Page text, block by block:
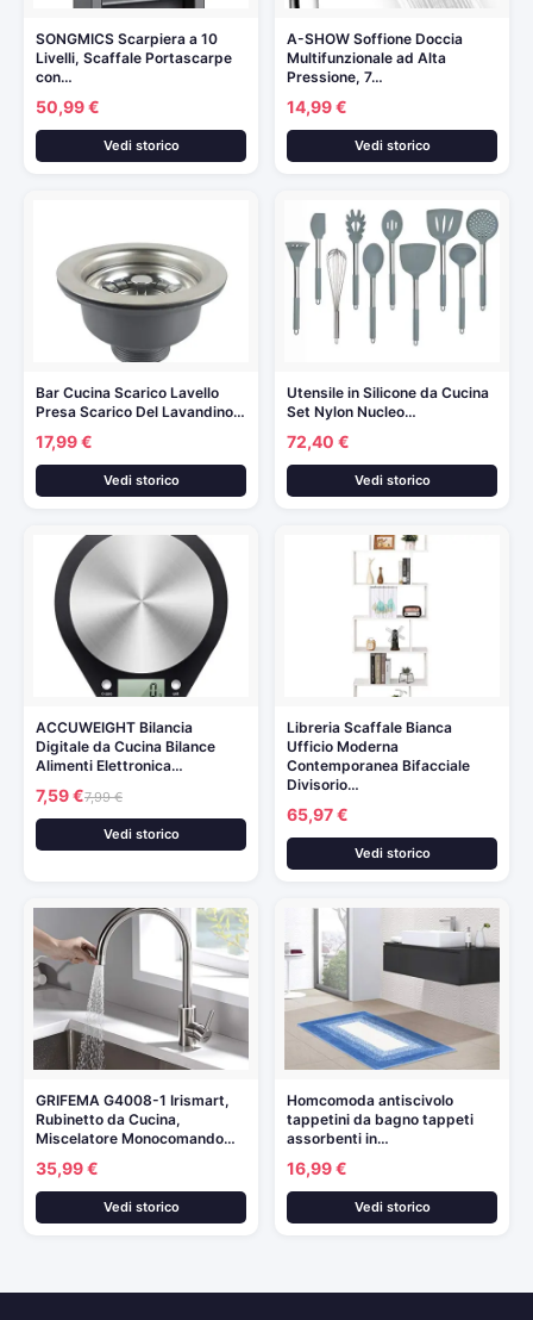
SONGMICS Scarpiera a 10
Livelli, Scaffale Portascarpe
con…
50,99 €
Vedi storico
A-SHOW Soffione Doccia
Multifunzionale ad Alta
Pressione, 7…
14,99 €
Vedi storico
Bar Cucina Scarico Lavello
Presa Scarico Del Lavandino…
17,99 €
Vedi storico
Utensile in Silicone da Cucina
Set Nylon Nucleo…
72,40 €
Vedi storico
ACCUWEIGHT Bilancia
Digitale da Cucina Bilance
Alimenti Elettronica…
7,59 €7,99 €
Vedi storico
Libreria Scaffale Bianca
Ufficio Moderna
Contemporanea Bifacciale
Divisorio…
65,97 €
Vedi storico
GRIFEMA G4008-1 Irismart,
Rubinetto da Cucina,
Miscelatore Monocomando…
35,99 €
Vedi storico
Homcomoda antiscivolo
tappetini da bagno tappeti
assorbenti in…
16,99 €
Vedi storico